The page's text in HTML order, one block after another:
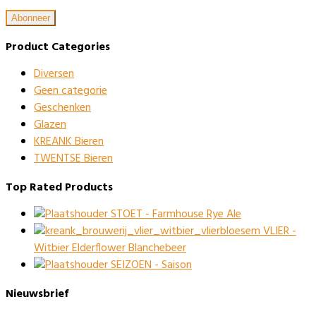
Product Categories
Diversen
Geen categorie
Geschenken
Glazen
KREANK Bieren
TWENTSE Bieren
Top Rated Products
STOET - Farmhouse Rye Ale
VLIER -
Witbier Elderflower Blanchebeer
SEIZOEN - Saison
Nieuwsbrief